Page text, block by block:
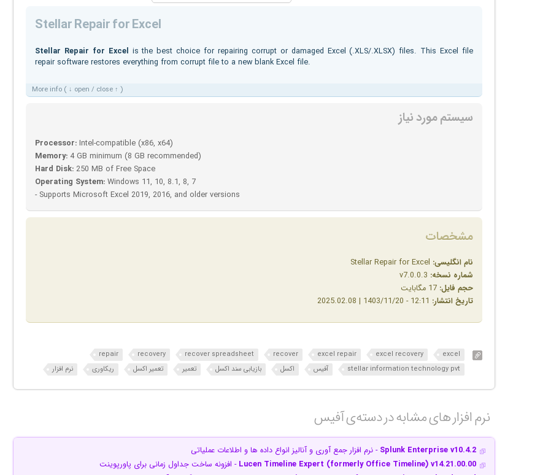
Stellar Repair for Excel
Stellar Repair for Excel is the best choice for repairing corrupt or damaged Excel (.XLS/.XLSX) files. This Excel file
repair software restores everything from corrupt file to a new blank Excel file.
More info ( ↓ open / close ↑ )
سیستم مورد نیاز
Processor: Intel-compatible (x86, x64)
Memory: 4 GB minimum (8 GB recommended)
Hard Disk: 250 MB of Free Space
Operating System: Windows 11, 10, 8.1, 8, 7
- Supports Microsoft Excel 2019, 2016, and older versions
مشخصات
نام انگلیسی:
شماره نسخه:
حجم فایل:
تاریخ انتشار:
excel
excel recovery
excel repair
recover
recover spreadsheet
recovery
repair
stellar information technology pvt
آفیس اکسل بازیابی سند اکسل تعمیر تعمیر اکسل ریکاوری نرم افزار
نرم افزار های مشابه در دسته‌ی‌ آفیس‎
Splunk Enterprise v10.4.2 - نرم افزار جمع آوری و آنالیز انواع داده ها و اطلاعات عملیاتی
Lucen Timeline Expert (formerly Office Timeline) v14.21.00.00 - افزونه ساخت جداول زمانی برای پاورپوینت